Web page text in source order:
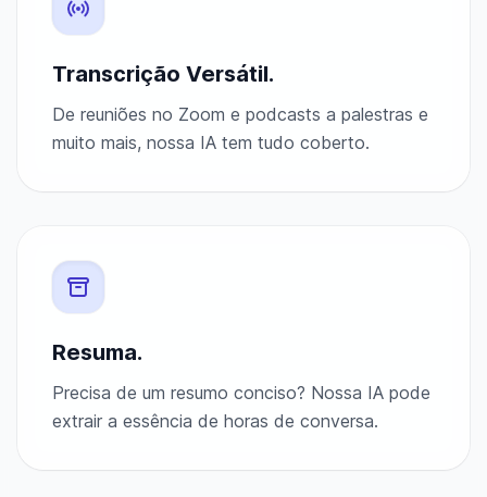
Transcrição Versátil.
De reuniões no Zoom e podcasts a palestras e
muito mais, nossa IA tem tudo coberto.
Resuma.
Precisa de um resumo conciso? Nossa IA pode
extrair a essência de horas de conversa.